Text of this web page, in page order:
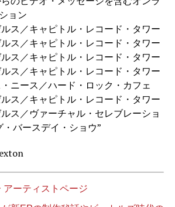
ョン
ス／キャピトル・レコード・タワー
ス／キャピトル・レコード・タワー
ス／キャピトル・レコード・タワー
ス／キャピトル・レコード・タワー
ニース／ハード・ロック・カフェ
ス／キャピトル・レコード・タワー
ス／ヴァーチャル・セレブレーショ
バースデイ・ショウ”
アーティストページ